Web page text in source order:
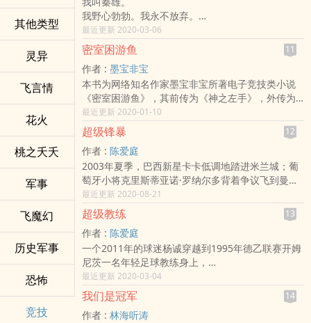
其他类型
灵异
飞言情
花火
桃之夭夭
军事
飞魔幻
历史军事
恐怖
竞技
我野心勃勃。我永不放弃。
我专注如一。我向往统治。
我一步一步，一步一步，走向绿荫世界的王座！
足球融入了我的生命，绿荫场给了我翅膀，在那热
血澎湃的战场上，我，主宰一切！
2003年夏天，一位患有低危抑郁症的中国青年去了
荷兰，与02－03一代方兴未艾的阿贾克斯天才们擦
出了激情的火花，欧洲足坛从那时起，风云突变！
最近更新 2020-03-06
密室困游鱼 11
作者 : 墨宝非宝
本书为网络知名作家墨宝非宝所著电子竞技类小说
《密室困游鱼》，其前传为《神之左手》，外传为
《蜜汁炖鱿鱼》（热播电视连续剧《亲爱的，热爱
的》的原著小说）。
他们这群人，平均年龄二十岁左右，最大的也不过
二十五六岁，却在世界各大赛事、在所有专业论坛
永久留下了名字。中文的，英文的，数字，或是只
是一个符号代称，他们都是当之无愧的传说。
传说之所以是传说，是因为，他们已经书写了一整
个电子竞技时代。
而这个时代，将永不落幕：
“我们的梦想它死去很久，过去所有的经历和荣誉，
都将被再次刷新，从这一刻起。”
最近更新 2020-01-10
超级锋暴 12
作者 : 陈爱庭
2003年夏季，巴西新星卡卡低调地踏进米兰城；葡
萄牙小将克里斯蒂亚诺·罗纳尔多背着争议飞到曼彻
斯特；默默无闻的梅西在拉玛西亚抬头仰视着刚加
盟的超级巨星罗纳尔迪尼奥……
在荷兰一家默默无闻的小球队里，有个即将惨遭淘
汰的废物却在憧憬着成为世界顶级巨星，在欧洲足
坛掀起一股超级锋暴。
最近更新 2020-08-21
超级教练 13
作者 : 陈爱庭
一个2011年的球迷杨诚穿越到1995年德乙联赛开姆
尼茨一名年轻足球教练身上，
他利用自己比别人多出来的十几年足球知识，
在所有人都觉得不可能的情况下，奇迹般的率领开
姆尼茨保级成功。
最近更新 2020-03-04
我们是冠军 14
作者 : 林海听涛